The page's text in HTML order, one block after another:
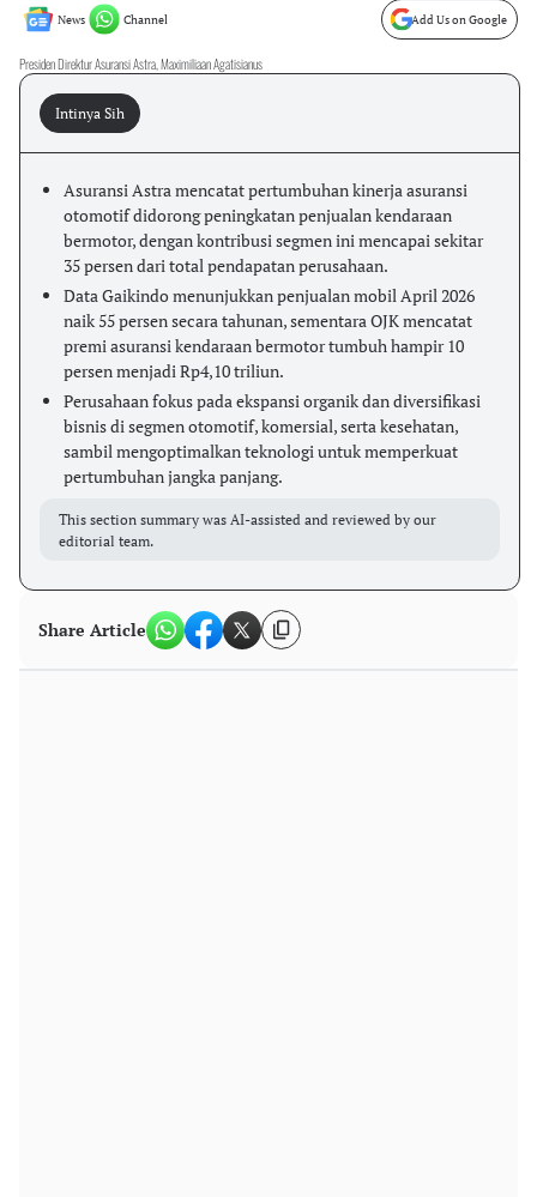
News Channel Add Us on Google
Presiden Direktur Asuransi Astra, Maximiliaan Agatisianus
Intinya Sih
Asuransi Astra mencatat pertumbuhan kinerja asuransi
otomotif didorong peningkatan penjualan kendaraan
bermotor, dengan kontribusi segmen ini mencapai sekitar
35 persen dari total pendapatan perusahaan.
Data Gaikindo menunjukkan penjualan mobil April 2026
naik 55 persen secara tahunan, sementara OJK mencatat
premi asuransi kendaraan bermotor tumbuh hampir 10
persen menjadi Rp4,10 triliun.
Perusahaan fokus pada ekspansi organik dan diversifikasi
bisnis di segmen otomotif, komersial, serta kesehatan,
sambil mengoptimalkan teknologi untuk memperkuat
pertumbuhan jangka panjang.
This section summary was AI-assisted and reviewed by our
editorial team.
Share Article